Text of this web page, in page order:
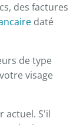
des factures
daté
de type
visage
actuel. S'il